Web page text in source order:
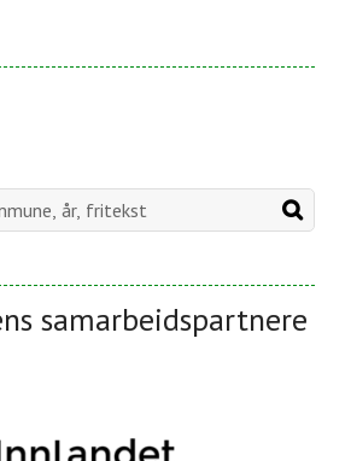
samarbeidspartnere